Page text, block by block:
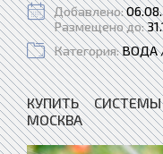
Добавлено:
Размещено до:
Категория:ВОДА /
КУПИТЬ
МОСКВА